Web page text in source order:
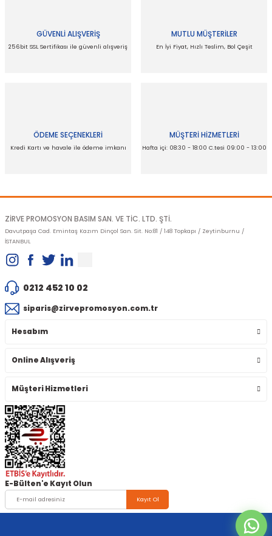
görüntülenemiyor.
Ürün açıklamasında eksik bilgiler bulunuyor.
GÜVENLİ ALIŞVERİŞ
256bit SSL Sertifikası ile güvenli alışveriş
MUTLU MÜŞTERİLER
En İyi Fiyat, Hızlı Teslim, Bol Çeşit
ÖDEME SEÇENEKLERİ
Kredi Kartı ve havale ile ödeme imkanı
MÜŞTERİ HİZMETLERİ
Hafta içi: 08:30 - 18:00 C.tesi 09:00 - 13:00
ZİRVE PROMOSYON BASIM SAN. VE TİC. LTD. ŞTİ.
Davutpaşa Cad. Emintaş Kazım Dinçol San. Sit. No:81 / 148 Topkapı / Zeytinburnu /
İSTANBUL
0212 452 10 02
siparis@zirvepromosyon.com.tr
Hesabım
Online Alışveriş
Müşteri Hizmetleri
E-Bülten'e Kayıt Olun
Kayıt Ol